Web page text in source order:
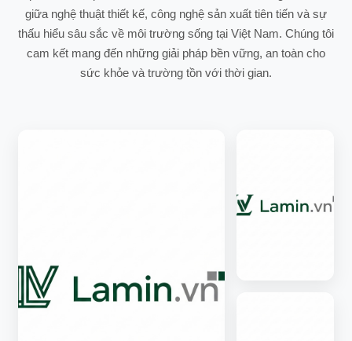
giữa nghệ thuật thiết kế, công nghệ sản xuất tiên tiến và sự
thấu hiểu sâu sắc về môi trường sống tại Việt Nam. Chúng tôi
cam kết mang đến những giải pháp bền vững, an toàn cho
sức khỏe và trường tồn với thời gian.